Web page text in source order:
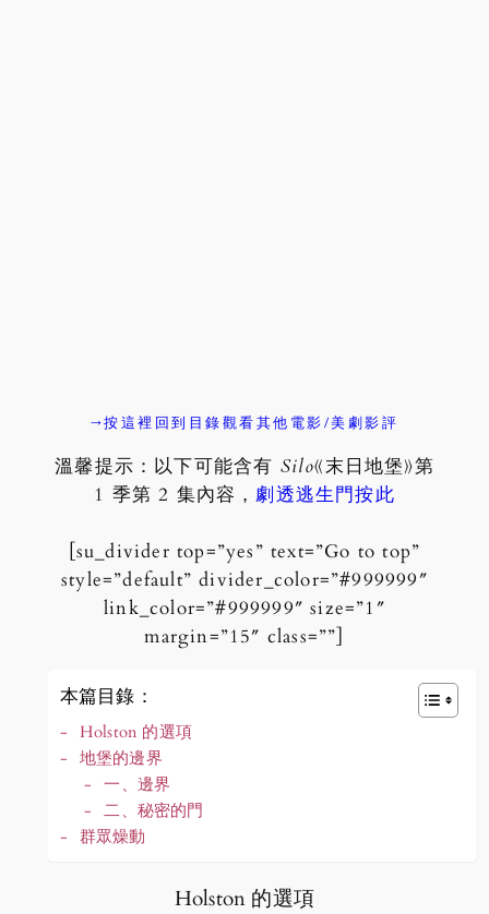
→按這裡回到目錄觀看其他電影/美劇影評
溫馨提示：以下可能含有 Silo《末日地堡》第
1 季第 2 集內容，劇透逃生門按此
[su_divider top=”yes” text=”Go to top”
style=”default” divider_color=”#999999″
link_color=”#999999″ size=”1″
margin=”15″ class=””]
本篇目錄：
Holston 的選項
地堡的邊界
一、邊界
二、秘密的門
群眾燥動
Holston 的選項